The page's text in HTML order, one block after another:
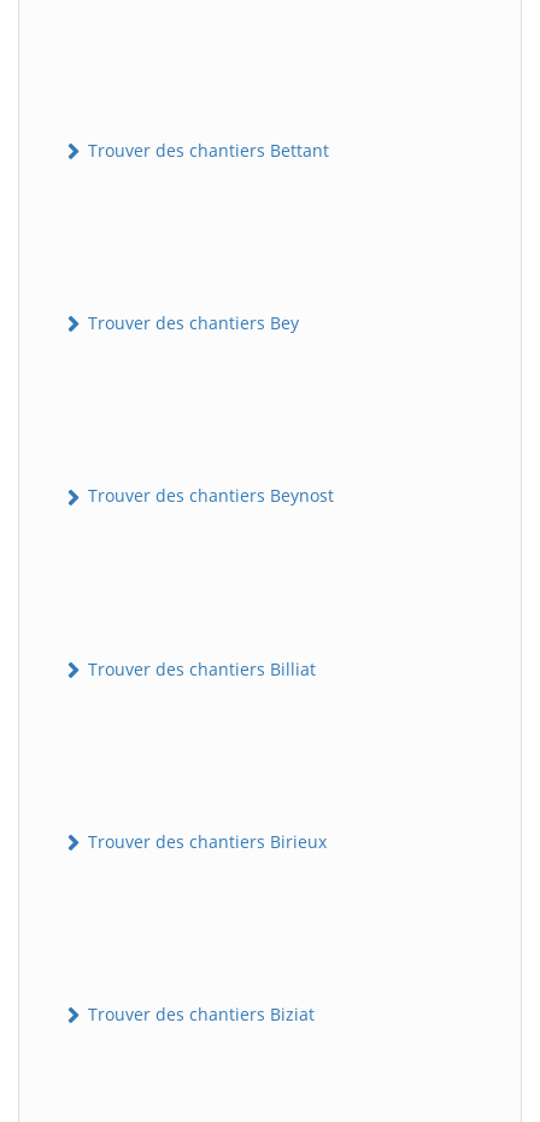
Trouver des chantiers Bettant
Trouver des chantiers Bey
Trouver des chantiers Beynost
Trouver des chantiers Billiat
Trouver des chantiers Birieux
Trouver des chantiers Biziat